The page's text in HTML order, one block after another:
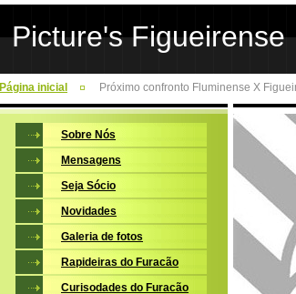
Picture's Figueirense
Página inicial Próximo confronto Fluminense X
Sobre Nós
Mensagens
Seja Sócio
Novidades
Galeria de fotos
Rapideiras do Furacão
Curisodades do Furacão